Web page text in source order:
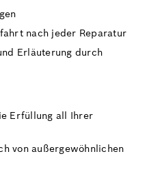
nach jeder Reparatur
Erläuterung durch
Erfüllung all Ihrer
von außergewöhnlichen